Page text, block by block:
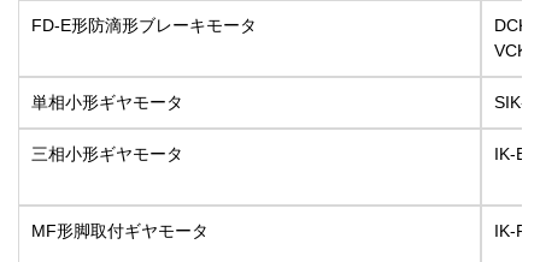
FD-E形防滴形ブレーキモータ
単相小形ギヤモータ SIK-
三相小形ギヤモータ IK-
MF形脚取付ギヤモータ IK-